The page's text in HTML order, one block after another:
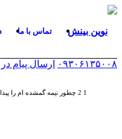
تماس با ما
۰۹۳۰۶۱۳۵۰۰۸ ارسال پیام
1
2 چطور نیمه گمشده ام را پیدا